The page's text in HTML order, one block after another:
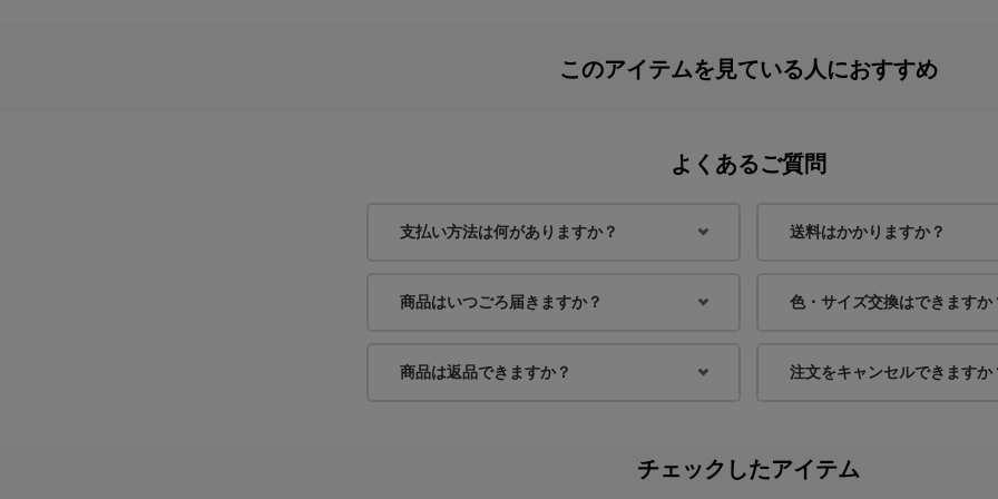
このアイテムを見ている人におすすめ
よくあるご質問
支払い方法は何がありますか？ 送料はかかりますか？
商品はいつごろ届きますか？ 色・サイズ交換はできますか
商品は返品できますか？ 注文をキャンセルできますか
チェックしたアイテム